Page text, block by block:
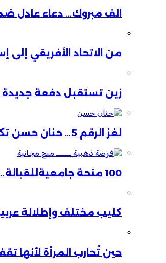
الف مبروك… دعاء عادل
من الاتحاد الأفريقي إلى
زين تستقبل دفعة جديدة
لغز الرقم 5… حنان حسن تكشف أسرار الاستقالة
100 منحة جامعيةللقبالة… دفعة قوية لصحة الأم والطفل
كليب مختلف وإطلالة
حين تُحارب المرأة لأنها